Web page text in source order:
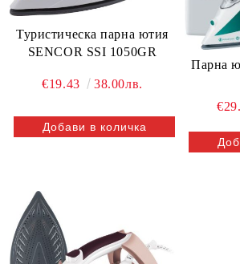
Туристическа парна ютия
SENCOR SSI 1050GR
€19.43 38.00лв.
Парна